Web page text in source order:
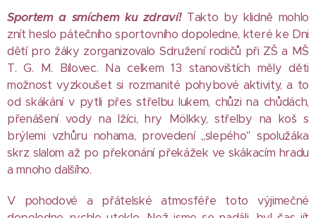
Sportem a smíchem ku zdraví! Takto by klidně mohlo
znít heslo pátečního sportovního dopoledne, které ke Dni
dětí pro žáky zorganizovalo Sdružení rodičů při ZŠ a MŠ
T. G. M. Bílovec. Na celkem 13 stanovištích měly děti
možnost vyzkoušet si rozmanité pohybové aktivity, a to
od skákání v pytli přes střelbu lukem, chůzi na chůdách,
přenášení vody na lžíci, hry Mölkky, střelby na koš s
brýlemi vzhůru nohama, provedení ,,slepého" spolužáka
skrz slalom až po překonání překážek ve skákacím hradu
a mnoho dalšího.
V pohodové a přátelské atmosféře toto výjimečné